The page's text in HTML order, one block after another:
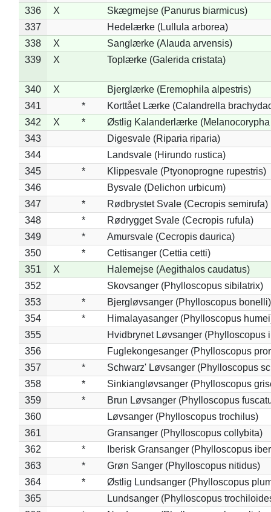
336
X
Skægmejse (Panurus biarmicus)
337
Hedelærke (Lullula arborea)
338
X
Sanglærke (Alauda arvensis)
339
X Toplærke (Galerida cristata)
340 X
Bjerglærke (Eremophila alpestris)
341
*
Korttået Lærke (Calandrella
342
X *
Østlig Kalanderlærke (Melanocorypha
343
Digesvale (Riparia riparia)
344
Landsvale (Hirundo rustica)
345
*
Klippesvale (Ptyonoprogne rupestris)
346
Bysvale (Delichon urbicum)
347
*
Rødbrystet Svale (Cecropis semirufa)
348
*
Rødrygget Svale (Cecropis rufula)
349
*
Amursvale (Cecropis daurica)
350
*
Cettisanger (Cettia cetti)
351
X
Halemejse (Aegithalos caudatus)
352
Skovsanger (Phylloscopus sibilatrix)
353
*
Bjergløvsanger (Phylloscopus bonelli)
354
*
Himalayasanger (Phylloscopus
355
Hvidbrynet Løvsanger (Phylloscopus
356
Fuglekongesanger (Phylloscopus
357
*
Schwarz' Løvsanger (Phylloscopus
358
*
Sinkiangløvsanger (Phylloscopus
359
*
Brun Løvsanger (Phylloscopus
360
Løvsanger (Phylloscopus trochilus)
361
Gransanger (Phylloscopus collybita)
362
*
Iberisk Gransanger (Phylloscopus
363
*
Grøn Sanger (Phylloscopus nitidus)
364
*
Østlig Lundsanger (Phylloscopus
365
Lundsanger (Phylloscopus